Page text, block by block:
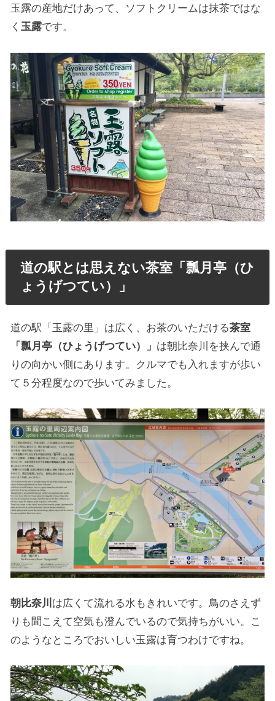
玉露の産地だけあって、ソフトクリームは抹茶ではな
く玉露です。
道の駅とは思えない茶室「瓢月亭（ひ
ょうげつてい）」
道の駅「玉露の里」は広く、お茶のいただける茶室
「瓢月亭（ひょうげつてい）」 は朝比奈川を挟んで通
りの向かい側にあります。クルマでも入れますが歩い
て５分程度なので歩いてみました。
朝比奈川 は広くて流れる水もきれいです。鳥のさえず
りも聞こえて空気も澄んでいるので気持ちがいい。こ
のようなところでおいしい玉露は育つわけですね。